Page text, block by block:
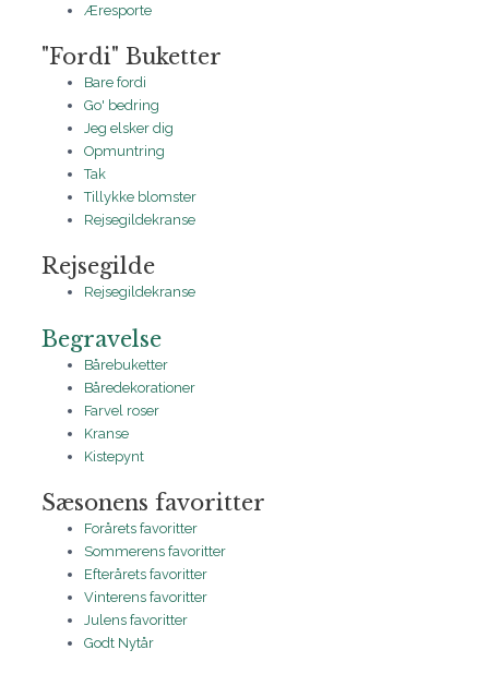
Æresporte
"Fordi" Buketter
Bare fordi
Go' bedring
Jeg elsker dig
Opmuntring
Tak
Tillykke blomster
Rejsegildekranse
Rejsegilde
Rejsegildekranse
Begravelse
Bårebuketter
Båredekorationer
Farvel roser
Kranse
Kistepynt
Sæsonens favoritter
Forårets favoritter
Sommerens favoritter
Efterårets favoritter
Vinterens favoritter
Julens favoritter
Godt Nytår